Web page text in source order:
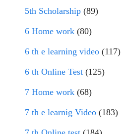
5th Scholarship (89)
6 Home work (80)
6 th e learning video (117)
6 th Online Test (125)
7 Home work (68)
7 th e learnig Video (183)